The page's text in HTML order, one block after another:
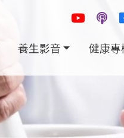
養生影音 健康專